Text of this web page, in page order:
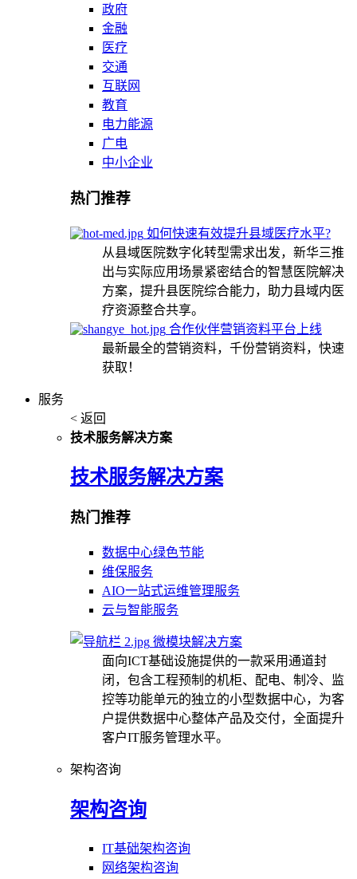
政府
金融
医疗
交通
互联网
教育
电力能源
广电
中小企业
热门推荐
如何快速有效提升县域医疗水平?
从县域医院数字化转型需求出发，新华三推
出与实际应用场景紧密结合的智慧医院解决
方案，提升县医院综合能力，助力县域内医
疗资源整合共享。
合作伙伴营销资料平台上线
最新最全的营销资料，千份营销资料，快速
获取！
服务
< 返回
技术服务解决方案
技术服务解决方案
热门推荐
数据中心绿色节能
维保服务
AIO一站式运维管理服务
云与智能服务
微模块解决方案
面向ICT基础设施提供的一款采用通道封
闭，包含工程预制的机柜、配电、制冷、监
控等功能单元的独立的小型数据中心，为客
户提供数据中心整体产品及交付，全面提升
客户IT服务管理水平。
架构咨询
架构咨询
IT基础架构咨询
网络架构咨询